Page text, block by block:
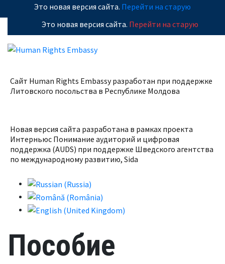
Это новая версия сайта. Перейти на старую
Это новая версия сайта. Перейти на старую
Сайт Human Rights Embassy разработан при поддержке
Литовского посольства в Республике Молдова
Новая версия сайта разработана в рамках проекта
Интерньюс Понимание аудиторий и цифровая
поддержка (AUDS) при поддержке Шведского агентства
по международному развитию, Sida
Пособие